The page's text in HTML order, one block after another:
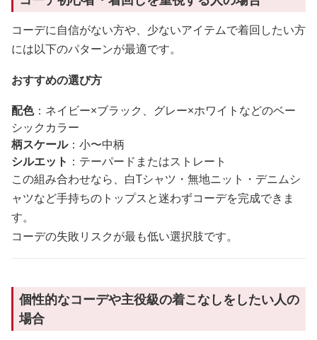
コーデに自信がない方や、少ないアイテムで着回したい方
には以下のパターンが最適です。
おすすめの選び方
配色：ネイビー×ブラック、グレー×ホワイトなどのベー
シックカラー
柄スケール：小〜中柄
シルエット ：テーパードまたはストレート
この組み合わせなら、白Tシャツ・無地ニット・デニムシ
ャツなど手持ちのトップスと迷わずコーデを完成できま
す。
コーデの失敗リスクが最も低い選択肢です。
個性的なコーデや主役級の着こなしをしたい人の
場合